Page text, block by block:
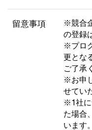
留意事項
※競合
の登録
※プロ
更とな
ご了承
※お申
せてい
※1社に
た場合
います。